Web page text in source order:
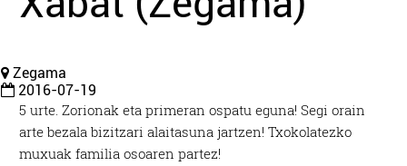
Zegama
2016-07-19
5 urte. Zorionak eta primeran ospatu eguna! Segi orain
arte bezala bizitzari alaitasuna jartzen! Txokolatezko
muxuak familia osoaren partez!